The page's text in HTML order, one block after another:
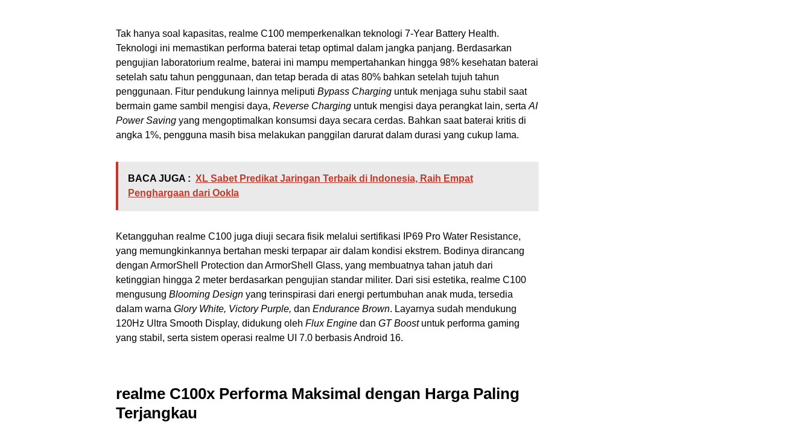
Tak hanya soal kapasitas, realme C100 memperkenalkan teknologi 7-Year Battery Health.
Teknologi ini memastikan performa baterai tetap optimal dalam jangka panjang. Berdasarkan
pengujian laboratorium realme, baterai ini mampu mempertahankan hingga 98% kesehatan baterai
setelah satu tahun penggunaan, dan tetap berada di atas 80% bahkan setelah tujuh tahun
penggunaan. Fitur pendukung lainnya meliputi Bypass Charging untuk menjaga suhu stabil saat
bermain game sambil mengisi daya, Reverse Charging untuk mengisi daya perangkat lain, serta AI
Power Saving yang mengoptimalkan konsumsi daya secara cerdas. Bahkan saat baterai kritis di
angka 1%, pengguna masih bisa melakukan panggilan darurat dalam durasi yang cukup lama.
BACA JUGA : XL Sabet Predikat Jaringan Terbaik di Indonesia, Raih Empat
Penghargaan dari Ookla
Ketangguhan realme C100 juga diuji secara fisik melalui sertifikasi IP69 Pro Water Resistance,
yang memungkinkannya bertahan meski terpapar air dalam kondisi ekstrem. Bodinya dirancang
dengan ArmorShell Protection dan ArmorShell Glass, yang membuatnya tahan jatuh dari
ketinggian hingga 2 meter berdasarkan pengujian standar militer. Dari sisi estetika, realme C100
mengusung Blooming Design yang terinspirasi dari energi pertumbuhan anak muda, tersedia
dalam warna Glory White, Victory Purple, dan Endurance Brown. Layarnya sudah mendukung
120Hz Ultra Smooth Display, didukung oleh Flux Engine dan GT Boostuntuk performa gaming
yang stabil, serta sistem operasi realme UI 7.0 berbasis Android 16.
realme C100x Performa Maksimal dengan Harga Paling
Terjangkau